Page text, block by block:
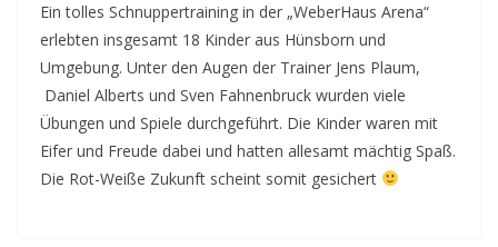
Ein tolles Schnuppertraining in der „WeberHaus Arena“
erlebten insgesamt 18 Kinder aus Hünsborn und
Umgebung. Unter den Augen der Trainer Jens Plaum,
Daniel Alberts und Sven Fahnenbruck wurden viele
Übungen und Spiele durchgeführt. Die Kinder waren mit
Eifer und Freude dabei und hatten allesamt mächtig Spaß.
Die Rot-Weiße Zukunft scheint somit gesichert